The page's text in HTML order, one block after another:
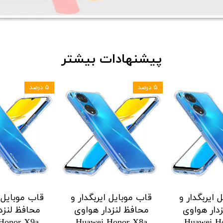
قاب موبایل
محافظ
۵ درصد
قاب موبایل ایربگدار و
محافظ لنزدار هواوی
۵ درصد
ایربگدار و
هواوی
پیشنهادات بیشتر